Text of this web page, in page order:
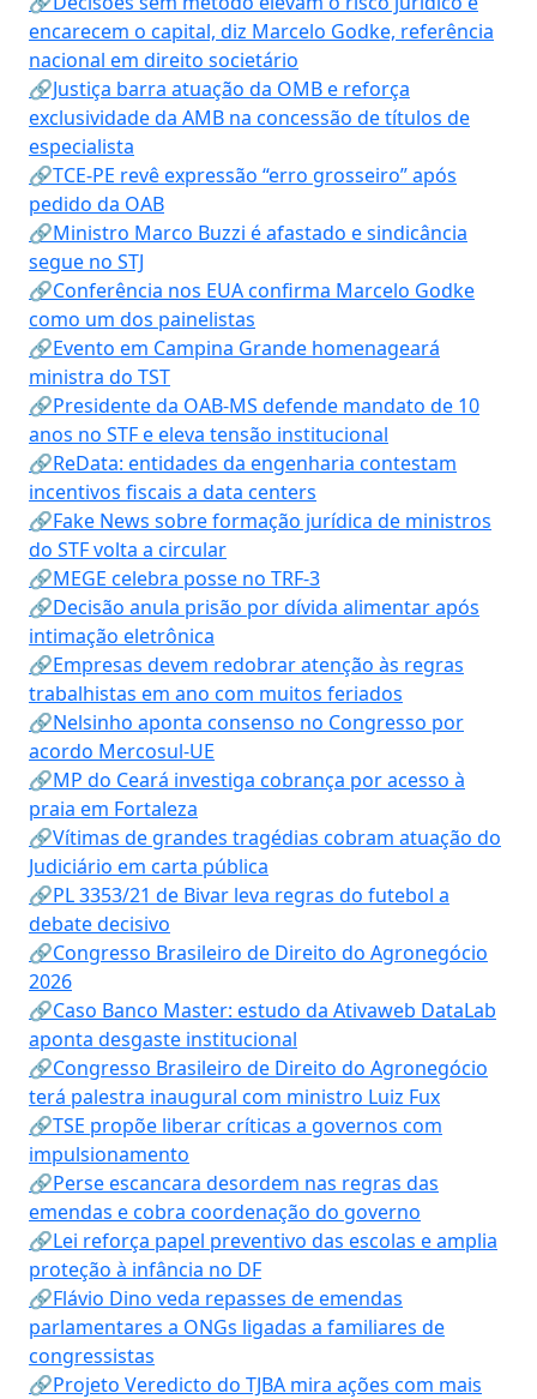
encarecem o capital, diz Marcelo Godke, referência
nacional em direito societário
🔗Justiça barra atuação da OMB e reforça
exclusividade da AMB na concessão de títulos de
especialista
🔗TCE-PE revê expressão “erro grosseiro” após
pedido da OAB
🔗Ministro Marco Buzzi é afastado e sindicância
segue no STJ
🔗Conferência nos EUA confirma Marcelo Godke
como um dos painelistas
🔗Evento em Campina Grande homenageará
ministra do TST
🔗Presidente da OAB-MS defende mandato de 10
anos no STF e eleva tensão institucional
🔗ReData: entidades da engenharia contestam
incentivos fiscais a data centers
🔗Fake News sobre formação jurídica de ministros
do STF volta a circular
🔗MEGE celebra posse no TRF-3
🔗Decisão anula prisão por dívida alimentar após
intimação eletrônica
🔗Empresas devem redobrar atenção às regras
trabalhistas em ano com muitos feriados
🔗Nelsinho aponta consenso no Congresso por
acordo Mercosul-UE
🔗MP do Ceará investiga cobrança por acesso à
praia em Fortaleza
🔗Vítimas de grandes tragédias cobram atuação do
Judiciário em carta pública
🔗PL 3353/21 de Bivar leva regras do futebol a
debate decisivo
🔗Congresso Brasileiro de Direito do Agronegócio
2026
🔗Caso Banco Master: estudo da Ativaweb DataLab
aponta desgaste institucional
🔗Congresso Brasileiro de Direito do Agronegócio
terá palestra inaugural com ministro Luiz Fux
🔗TSE propõe liberar críticas a governos com
impulsionamento
🔗Perse escancara desordem nas regras das
emendas e cobra coordenação do governo
🔗Lei reforça papel preventivo das escolas e amplia
proteção à infância no DF
🔗Flávio Dino veda repasses de emendas
parlamentares a ONGs ligadas a familiares de
congressistas
🔗Projeto Veredicto do TJBA mira ações com mais